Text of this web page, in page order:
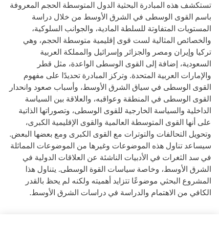
تستكشف هذه المبادرة البحثية الدول المتوسطة الحجم المعروفة
باسم القوى الوسطى في الشرق الأوسط من خلال دراسة
المستويات المتفاوتة للسلطة المادية، والجوانب السلوكية،
والخصائص المثالية لست قوى إقليمية متوسطة الحجم، وهي
تركيا وإيران ومصر والجزائر وإسرائيل والمملكة العربية
السعودية، إضافة إلى القوى الوسطى الواعدة، مثل قطر
والإمارات العربية المتحدة. وتركز المبادرة تحديدًا على مفهوم
القوى الوسطى في سياق الشرق الأوسط، وأسباب صعود وانحدار
القوى الوسطى في المنطقة وعواقبه، والعلاقة بين السياسة
الداخلية والسياسة الخارجية للقوى الوسطى، وتصوراتها الذاتية
على أنها القوى المتوسطة العالمية والقوى الإقليمية الكبرى،
وتحويل التحالفات والتوترات مع القوى الكبرى ومع بعضها البعض.
سيساعد تناول هذه الموضوعات وغيرها من الموضوعات المماثلة
في سد الثغرات في الأدبيات الناشئة عن العلاقات الدولية في
الشرق الأوسط، وخاصة سياسات القوة الوسطى. يتناول هذا
المشروع البحثي موضوعًا تتزايد أهميته ولكنه لم يحظ بالقدر
الكافي من الاهتمام والدراسة في دراسات الشرق الأوسط.